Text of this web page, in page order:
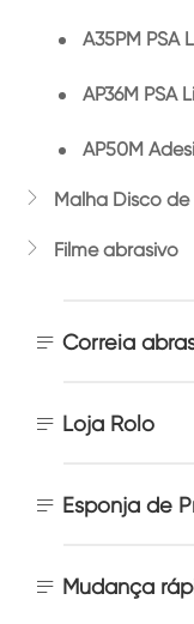
A35PM PSA
AP36M PSA
AP50M
 Malha Disco de
 Filme abrasivo
 Correia
 Loja Rolo
 Esponja de
 Mudança